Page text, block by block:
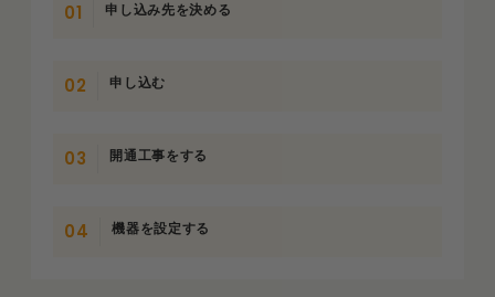
Q．インターネット申し込みの際、どれくら
申し込み先を決める
申し込む
開通工事をする
機器を設定する